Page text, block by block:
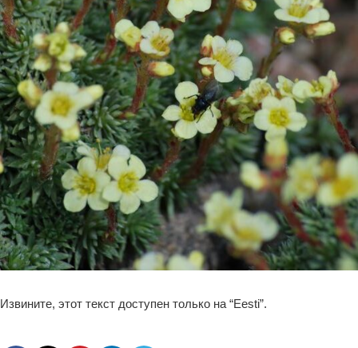
Извините, этот текст доступен только на “Eesti”.